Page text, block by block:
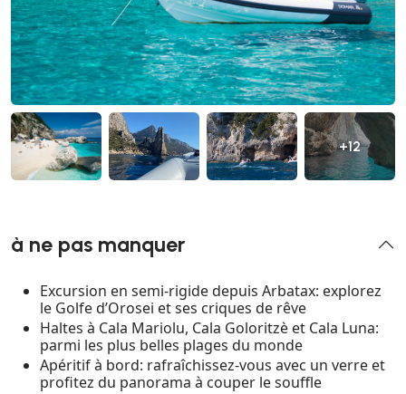
+12
à ne pas manquer
Excursion en semi-rigide depuis Arbatax: explorez
le Golfe d’Orosei et ses criques de rêve
Haltes à Cala Mariolu, Cala Goloritzè et Cala Luna:
parmi les plus belles plages du monde
Apéritif à bord: rafraîchissez-vous avec un verre et
profitez du panorama à couper le souffle